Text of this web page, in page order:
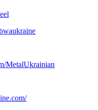
MetalUkrainian